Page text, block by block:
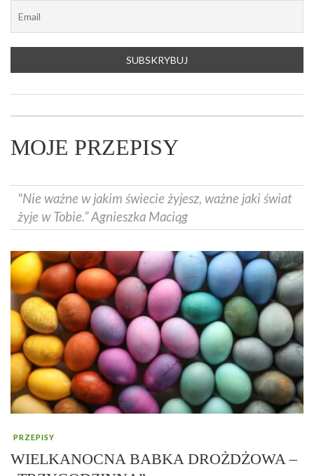
MOJE PRZEPISY
"Nie ważne w jakim świecie żyjesz, ważne jaki świat
żyje w Tobie.” Agnieszka Maciąg
PRZEPISY
WIELKANOCNA BABKA DROŻDŻOWA –